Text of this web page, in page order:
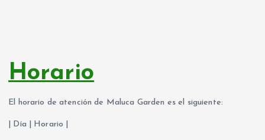
Horario
El horario de atención de Maluca Garden es el siguiente:
| Día | Horario |